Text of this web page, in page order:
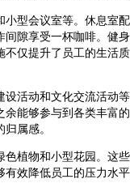
型会议室等。休息室
隙享受一杯咖啡。健
仅提升了员工的生活
活动和文化交流活动
能够参与到各类丰富
属感。
植物和小型花园。这
效降低员工的压力水平